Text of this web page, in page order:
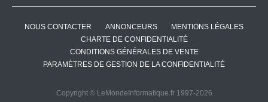
NOUS CONTACTER ANNONCEURS
MENTIONS LÉGALES
CHARTE DE CONFIDENTIALITÉ
CONDITIONS GÉNÉRALES DE VENTE
PARAMÈTRES DE GESTION DE LA CONFIDENTIALITÉ
Copyright © LeMondeInformatique.fr 1997-2026